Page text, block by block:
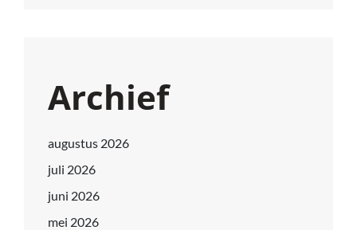
Archief
augustus 2026
juli 2026
juni 2026
mei 2026